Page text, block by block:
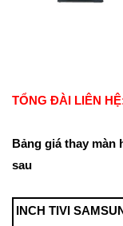
TỔNG ĐÀI LIÊN
Bảng giá thay
sau
INCH TIVI